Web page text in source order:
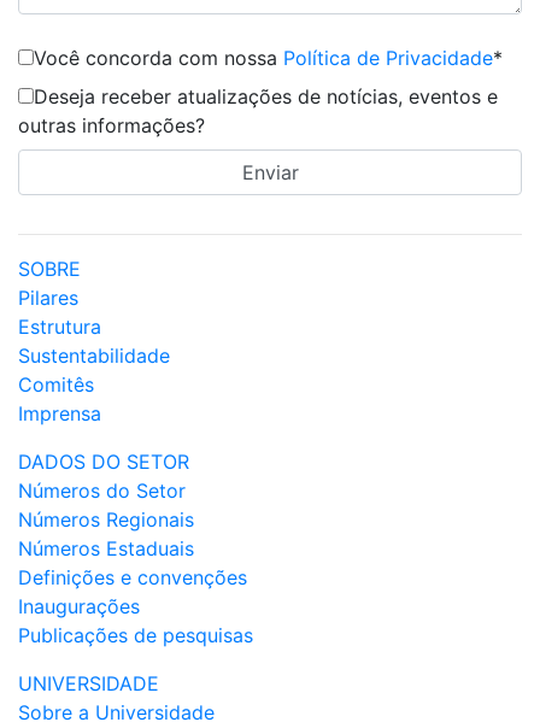
Você concorda com nossa Política de Privacidade*
Deseja receber atualizações de notícias, eventos e
outras informações?
SOBRE
Pilares
Estrutura
Sustentabilidade
Comitês
Imprensa
DADOS DO SETOR
Números do Setor
Números Regionais
Números Estaduais
Definições e convenções
Inaugurações
Publicações de pesquisas
UNIVERSIDADE
Sobre a Universidade